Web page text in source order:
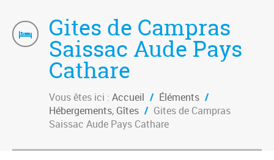
Gites de Campras
Saissac Aude Pays
Cathare
Vous êtes ici : Accueil / Éléments /
Hébergements, Gîtes / Gites de Campras
Saissac Aude Pays Cathare